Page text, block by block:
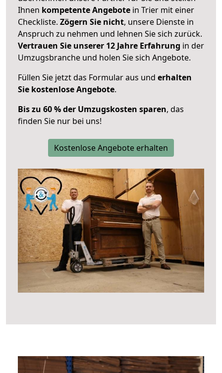
Ihnen kompetente Angebote in Trier mit einer
Checkliste. Zögern Sie nicht, unsere Dienste in
Anspruch zu nehmen und lehnen Sie sich zurück.
Vertrauen Sie unserer 12 Jahre Erfahrung in der
Umzugsbranche und holen Sie sich Angebote.
Füllen Sie jetzt das Formular aus und erhalten
Sie kostenlose Angebote.
Bis zu 60 % der Umzugskosten sparen, das
finden Sie nur bei uns!
Kostenlose Angebote erhalten